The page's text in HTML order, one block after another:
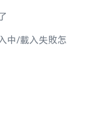
中/載入失敗怎